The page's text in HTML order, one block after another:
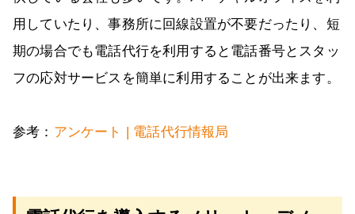
用していたり、事務所に回線設置が不要だったり、短
期の場合でも電話代行を利用すると電話番号とスタッ
フの応対サービスを簡単に利用することが出来ます。
参考： アンケート | 電話代行情報局